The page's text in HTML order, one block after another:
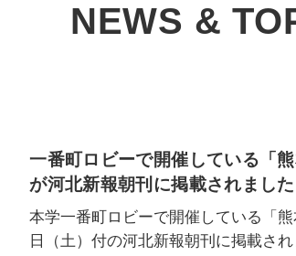
NEWS &
一番町ロビーで開催している「
が河北新報朝刊に掲載されました
本学一番町ロビーで開催している「
日（土）付の河北新報朝刊に掲載さ